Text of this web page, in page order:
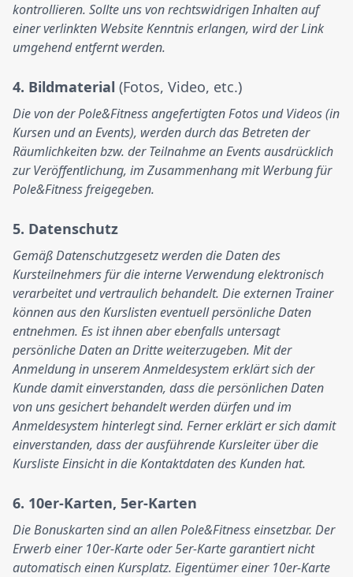
kontrollieren. Sollte uns von rechtswidrigen Inhalten auf
einer verlinkten Website Kenntnis erlangen, wird der Link
umgehend entfernt werden.
4. Bildmaterial (Fotos, Video, etc.)
Die von der Pole&Fitness angefertigten Fotos und Videos (in
Kursen und an Events), werden durch das Betreten der
Räumlichkeiten bzw. der Teilnahme an Events ausdrücklich
zur Veröffentlichung, im Zusammenhang mit Werbung für
Pole&Fitness freigegeben.
5. Datenschutz
Gemäß Datenschutzgesetz werden die Daten des
Kursteilnehmers für die interne Verwendung elektronisch
verarbeitet und vertraulich behandelt. Die externen Trainer
können aus den Kurslisten eventuell persönliche Daten
entnehmen. Es ist ihnen aber ebenfalls untersagt
persönliche Daten an Dritte weiterzugeben. Mit der
Anmeldung in unserem Anmeldesystem erklärt sich der
Kunde damit einverstanden, dass die persönlichen Daten
von uns gesichert behandelt werden dürfen und im
Anmeldesystem hinterlegt sind. Ferner erklärt er sich damit
einverstanden, dass der ausführende Kursleiter über die
Kursliste Einsicht in die Kontaktdaten des Kunden hat.
6. 10er-Karten, 5er-Karten
Die Bonuskarten sind an allen Pole&Fitness einsetzbar. Der
Erwerb einer 10er-Karte oder 5er-Karte garantiert nicht
automatisch einen Kursplatz. Eigentümer einer 10er-Karte